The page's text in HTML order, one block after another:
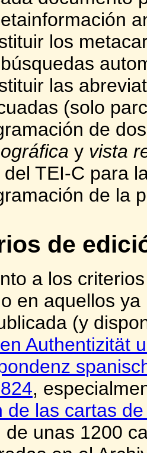
los
las
(solo
de
y vista
del TEI-C para
de la
de
a los
en aquellos
(y
Authentizität
,
de las cartas
de unas 1200